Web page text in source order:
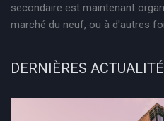
secondaire est maintenant
marché du neuf, ou à d'autres
DERNIÈRES